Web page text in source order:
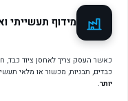
מידוף תעשייתי
כאשר העסק צריך לאחסן ציוד כבד,
כבדים, תבניות, מכשור או מלאי
יותר.